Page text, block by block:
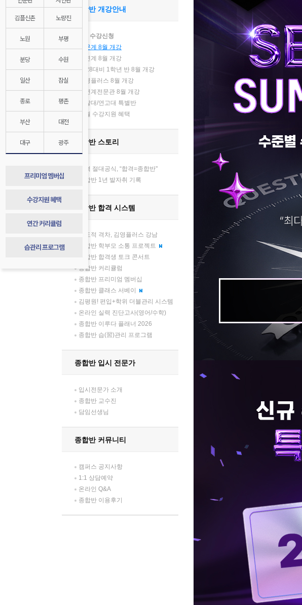
김플신촌 노량진
노원 부평
분당 수원
일산 잠실
종로 평촌
부산 대전
대구 광주
프리미엄 멤버십
수강지원 혜택
연간 커리큘럼
습관리 프로그램
종합반 개강안내
8월 수강신청
인문계 8월 개강
자연계 8월 개강
2028대비 1학년 반 8월 개강
김영플러스 8월 개강
자연계전문관 8월 개강
경찰대/연고대 특별반
매월 수강지원 혜택
종합반 스토리
합격 절대공식, “합격=종합반"
종합반 1년 발자취 기록
종합반 합격 시스템
압도적 격차, 김영플러스 강남
종합반 학부모 소통 프로젝트
종합반 합격생 토크 콘서트
종합반 커리큘럼
종합반 프리미엄 멤버십
종합반 클래스 서베이
김평원! 편입+학위 더블관리 시스템
온라인 실력 진단고사(영어/수학)
종합반 이루다 플래너 2026
종합반 습(習)관리 프로그램
종합반 입시 전문가
입시전문가 소개
종합반 교수진
담임선생님
종합반 커뮤니티
캠퍼스 공지사항
1:1 상담예약
온라인 Q&A
종합반 이용후기